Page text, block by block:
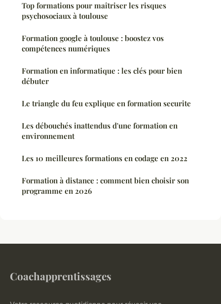
Top formations pour maîtriser les risques
psychosociaux à toulouse
Formation google à toulouse : boostez vos
compétences numériques
Formation en informatique : les clés pour bien
débuter
Le triangle du feu explique en formation securite
Les débouchés inattendus d'une formation en
environnement
Les 10 meilleures formations en codage en 2022
Formation à distance : comment bien choisir son
programme en 2026
Coachapprentissages